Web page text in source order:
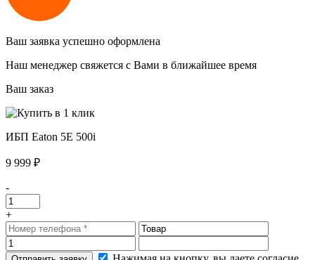
Ваш заявка успешно оформлена
Наш менеджер свяжется с Вами в ближайшее время
Ваш заказ
ИБП Eaton 5E 500i
9 999 ₽
-
+